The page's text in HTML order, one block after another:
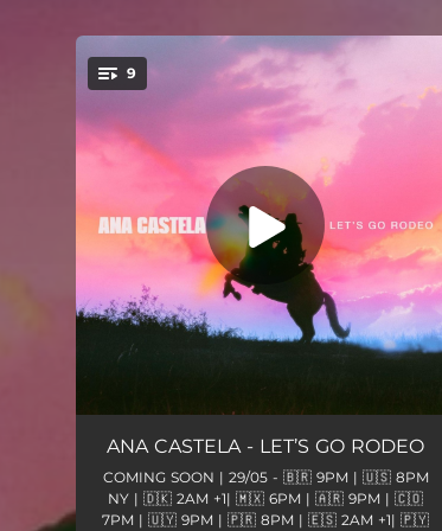
You're all set!
9
Olha Onde Eu Tô 03:02
Tropa do Chapelão 🤠 02:23
ANA CASTELA - LET’S GO RODEO
COMING SOON | 29/05 - 🇧🇷 9PM | 🇺🇸 8PM
NY | 🇩🇰 2AM +1| 🇲🇽 6PM | 🇦🇷 9PM | 🇨🇴
7PM | 🇺🇾 9PM | 🇵🇷 8PM | 🇪🇸 2AM +1| 🇵🇾